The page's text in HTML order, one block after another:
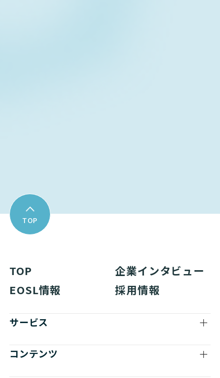
TOP
TOP
企業インタビュー
EOSL情報
採用情報
サービス
コンテンツ